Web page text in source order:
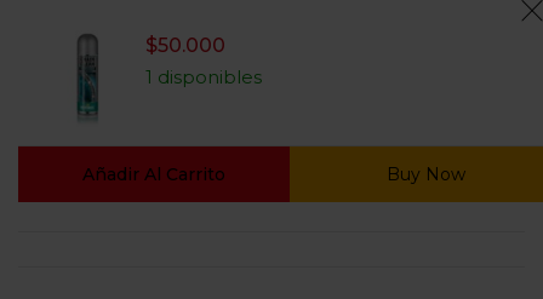
$50.000
1 disponibles
Añadir Al Carrito Buy Now